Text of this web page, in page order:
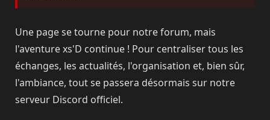
Une page se tourne pour notre forum, mais
l'aventure xs'D continue ! Pour centraliser tous les
échanges, les actualités, l'organisation et, bien sûr,
l'ambiance, tout se passera désormais sur notre
serveur Discord officiel.